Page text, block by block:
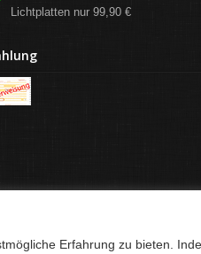
Lichtplatten nur 99,90 €
Erfahrung zu bieten.